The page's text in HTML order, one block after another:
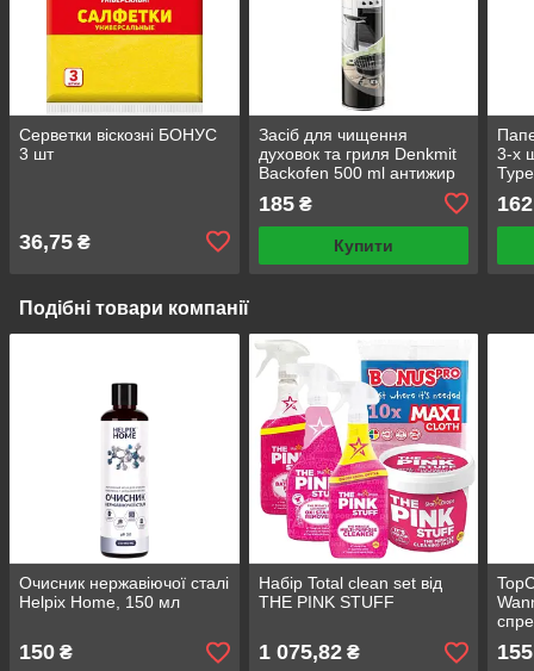
Серветки віскозні БОНУС
3 шт
36,75 ₴
Засіб для чищення
духовок та гриля Denkmit
Backofen 500 ml антижир
185₴
Купити
3-х
162
Подібні товари компанії
Очисник нержавіючої сталі
Helpix Home, 150 мл
150 ₴
Набір Total clean set від
THE PINK STUFF
1 075,82₴ 155